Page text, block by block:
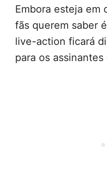
Embora esteja em
fãs querem saber
live-action ficará
para os